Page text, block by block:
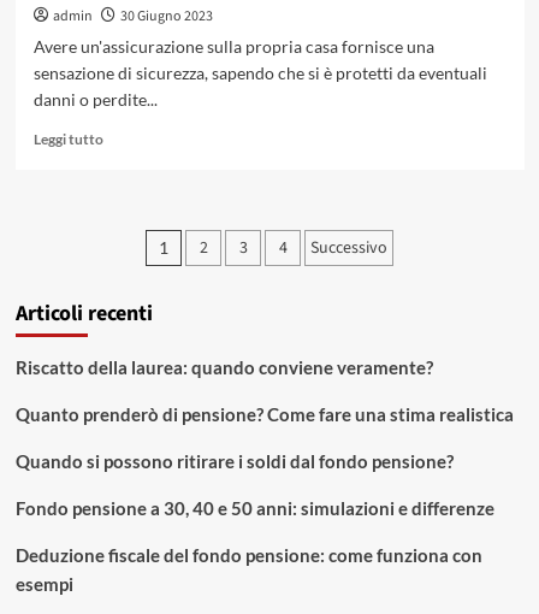
admin
30 Giugno 2023
Avere un'assicurazione sulla propria casa fornisce una
sensazione di sicurezza, sapendo che si è protetti da eventuali
danni o perdite...
Leggi tuttoLeggi
Risarcimento
assicurazione
come
Paginazione
articoli
1 2 3 4 Successivo
Articoli recenti
Riscatto della laurea: quando conviene veramente?
Quanto prenderò di pensione? Come fare una stima realistica
Quando si possono ritirare i soldi dal fondo pensione?
Fondo pensione a 30, 40 e 50 anni: simulazioni e differenze
Deduzione fiscale del fondo pensione: come funziona con
esempi